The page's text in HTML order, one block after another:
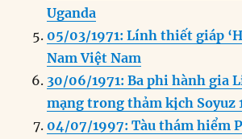
Uganda
05/03/1971: Lính thiết giáp
Nam Việt Nam
30/06/1971: Ba phi hành gia
mạng trong thảm kịch Soyuz
04/07/1997: Tàu thám hiểm